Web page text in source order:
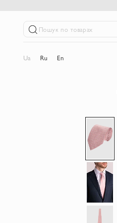
Пошук по товарах
Ua Ru En
до
кінця
зображень